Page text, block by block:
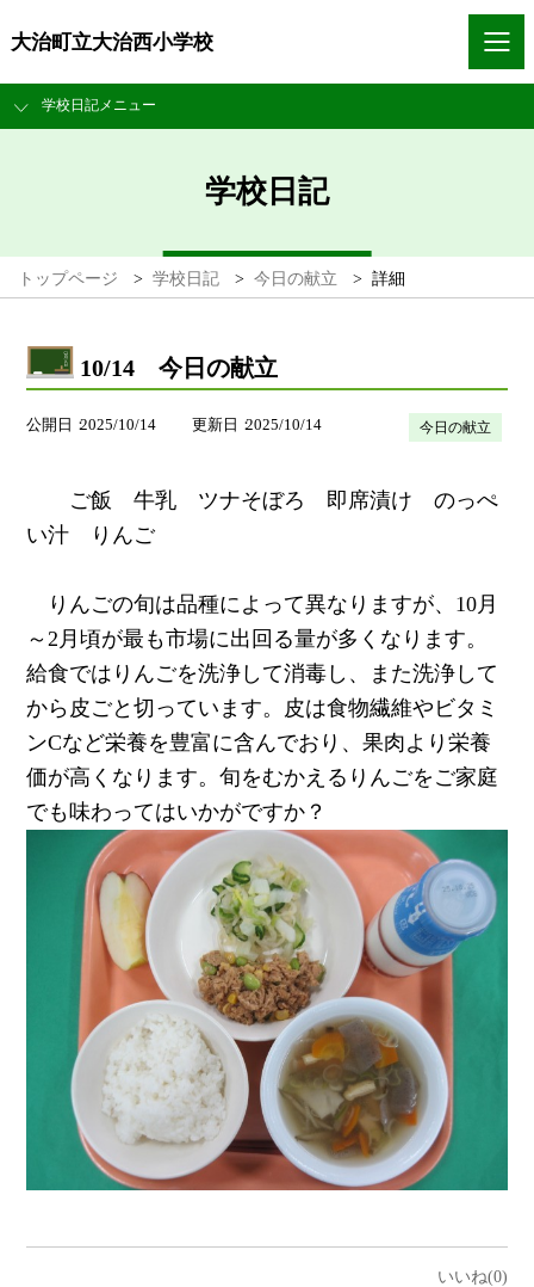
大治町立大治西小学校
学校日記メニュー
学校日記
トップページ > 学校日記 > 今日の献立 > 詳細
10/14 今日の献立
公開日 2025/10/14 更新日 2025/10/14 今日の献立
ご飯 牛乳 ツナそぼろ 即席漬け のっぺ
い汁 りんご
りんごの旬は品種によって異なりますが、10月
～2月頃が最も市場に出回る量が多くなります。
給食ではりんごを洗浄して消毒し、また洗浄して
から皮ごと切っています。皮は食物繊維やビタミ
ンCなど栄養を豊富に含んでおり、果肉より栄養
価が高くなります。旬をむかえるりんごをご家庭
でも味わってはいかがですか？
いいね(0)